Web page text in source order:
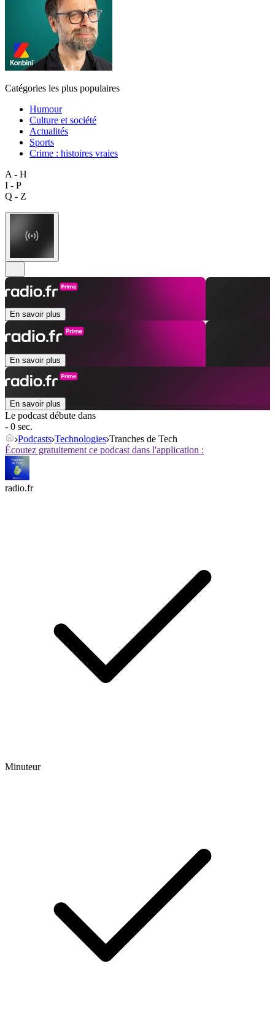
Catégories les plus populaires
Humour
Culture et société
Actualités
Sports
Crime : histoires vraies
A - H
I - P
Q - Z
En savoir plus
En savoir plus
En savoir plus
Le podcast débute dans
- 0 sec.
Podcasts Technologies Tranches de Tech
Écoutez gratuitement ce podcast dans l'application :
radio.fr
Minuteur